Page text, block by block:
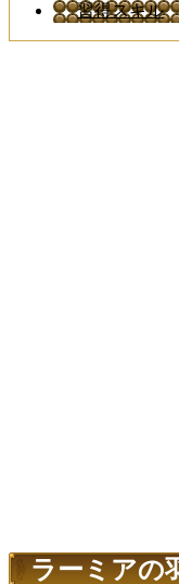
習得スキル
ラーミアの